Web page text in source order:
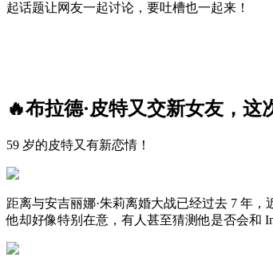
起话题让网友一起讨论，要吐槽也一起来！
🔥布拉德·皮特又交新女友，
59 岁的皮特又有新恋情！
距离与安吉丽娜·朱莉离婚大战已经过去 7 年
他却好像特别在意，有人甚至猜测他是否会和